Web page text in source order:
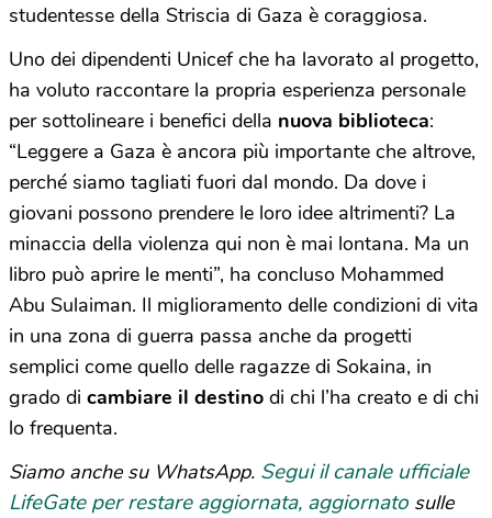
studentesse della Striscia di Gaza è coraggiosa.
Uno dei dipendenti Unicef che ha lavorato al progetto,
ha voluto raccontare la propria esperienza personale
per sottolineare i benefici della nuova biblioteca:
“Leggere a Gaza è ancora più importante che altrove,
perché siamo tagliati fuori dal mondo. Da dove i
giovani possono prendere le loro idee altrimenti? La
minaccia della violenza qui non è mai lontana. Ma un
libro può aprire le menti”, ha concluso Mohammed
Abu Sulaiman. Il miglioramento delle condizioni di vita
in una zona di guerra passa anche da progetti
semplici come quello delle ragazze di Sokaina, in
grado di cambiare il destino di chi l’ha creato e di chi
lo frequenta.
Siamo anche su WhatsApp. Segui il canale ufficiale
LifeGate per restare aggiornata, aggiornato sulle